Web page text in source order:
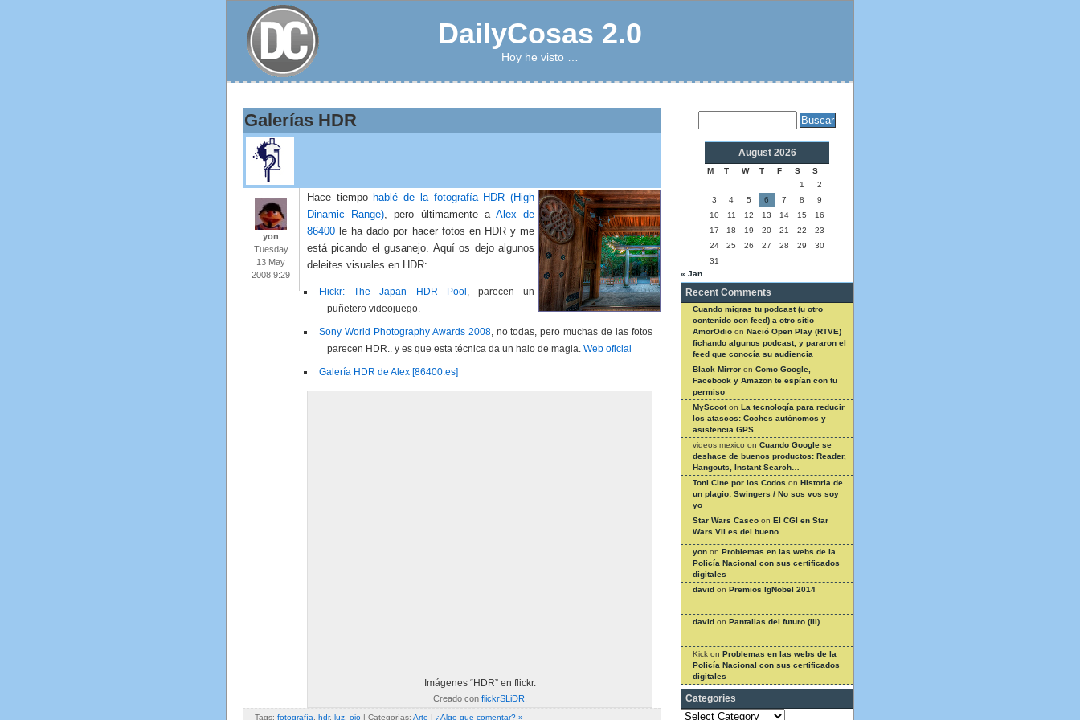
DailyCosas 2.0
Hoy he visto …
Galerías HDR
yon
Tuesday
13 May
2008 9:29
Hace tiempo hablé de la fotografía HDR (High
Dinamic Range) , pero últimamente a Alex de
86400 le ha dado por hacer fotos en HDR y me
está picando el gusanejo. Aquí os dejo algunos
deleites visuales en HDR:
Flickr: The Japan HDR Pool , parecen un
puñetero videojuego.
Sony World Photography Awards 2008, no todas, pero muchas de las fotos
parecen HDR.. y es que esta técnica da un halo de magia. Web oficial
Galería HDR de Alex [86400.es]
Imágenes “HDR” en flickr.
Creado con flickrSLiDR
Tags: fotografía hdr, luz ojo | Categorías: Arte | ¿Algo que comentar? »
August 2026
M T W T F S
S
1
2
3
4 5 6 7 8
9
10
11 12 13 14 15
16
17
18 19 20 21 22
23
24
25 26 27 28 29
30
31
« Jan
Recent Comments
Cuando migras tu podcast (u otro
contenido con feed) a otro sitio –
AmorOdio on Nació Open Play (RTVE)
fichando algunos podcast, y pararon el
feed que conocía su audiencia
Black Mirror on Como Google,
Facebook y Amazon te espían con tu
permiso
MyScooton La tecnología para reducir
los atascos: Coches autónomos y
asistencia GPS
videos mexico on Cuando Google se
deshace de buenos productos: Reader,
Hangouts, Instant Search…
Toni Cine por los Codos on Historia de
un plagio: Swingers / No sos vos soy
yo
Star Wars Casco on El CGI en Star
Wars VII es del bueno
yon on Problemas en las webs de la
Policía Nacional con sus certificados
digitales
david on Premios IgNobel 2014
david on Pantallas del futuro (III)
Kick on Problemas en las webs de la
Policía Nacional con sus certificados
digitales
Categories
Categories